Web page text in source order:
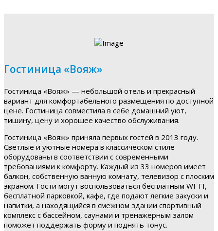
Гостиница «Вояж»
Гостиница «Вояж» — небольшой отель и прекрасный
вариант для комфортабельного размещения по доступной
цене. Гостиница совместила в себе домашний уют,
тишину, цену и хорошее качество обслуживания.
Гостиница «Вояж» приняла первых гостей в 2013 году.
Светлые и уютные номера в классическом стиле
оборудованы в соответствии с современными
требованиями к комфорту. Каждый из 33 номеров имеет
балкон, собственную ванную комнату, телевизор с плоским
экраном. Гости могут воспользоваться бесплатным WI-FI,
бесплатной парковкой, кафе, где подают легкие закуски и
напитки, а находящийся в смежном здании спортивный
комплекс с бассейном, саунами и тренажерным залом
поможет поддержать форму и поднять тонус.